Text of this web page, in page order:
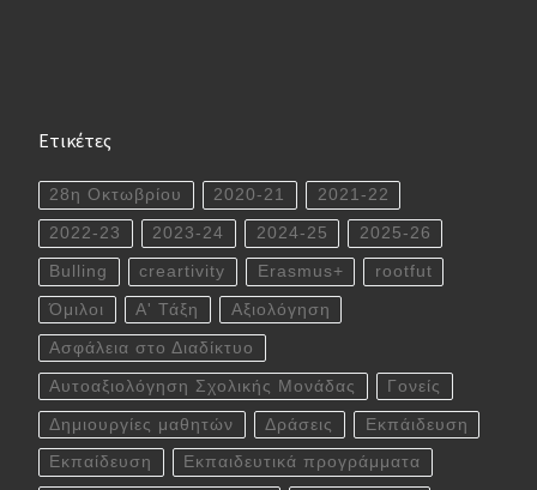
Ετικέτες
28η Οκτωβρίου 2020-21 2021-22
2022-23 2023-24 2024-25 2025-26
Bulling creartivity Erasmus+ rootfut
Όμιλοι Α' Τάξη Αξιολόγηση
Ασφάλεια στο Διαδίκτυο
Αυτοαξιολόγηση Σχολικής Μονάδας Γονείς
Δημιουργίες μαθητών Δράσεις Εκπάιδευση
Εκπαίδευση Εκπαιδευτικά προγράμματα